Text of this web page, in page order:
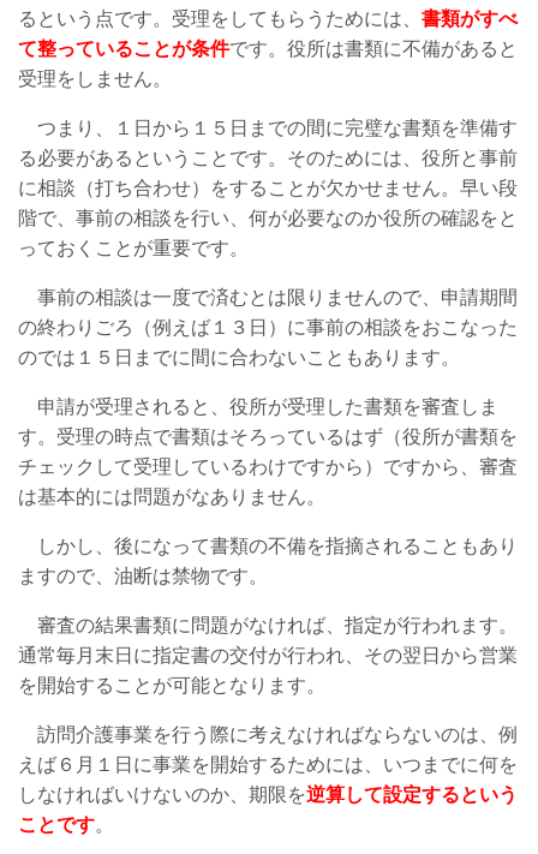
るという点です。受理をしてもらうためには、 書類がすべ
て整っていることが条件です。役所は書類に不備があると
受理をしません。
つまり、１日から１５日までの間に完璧な書類を準備す
る必要があるということです。そのためには、役所と事前
に相談（打ち合わせ）をすることが欠かせません。早い段
階で、事前の相談を行い、何が必要なのか役所の確認をと
っておくことが重要です。
事前の相談は一度で済むとは限りませんので、申請期間
の終わりごろ（例えば１３日）に事前の相談をおこなった
のでは１５日までに間に合わないこともあります。
申請が受理されると、役所が受理した書類を審査しま
す。受理の時点で書類はそろっているはず（役所が書類を
チェックして受理しているわけですから）ですから、審査
は基本的には問題がなありません。
しかし、後になって書類の不備を指摘されることもあり
ますので、油断は禁物です。
審査の結果書類に問題がなければ、指定が行われます。
通常毎月末日に指定書の交付が行われ、その翌日から営業
を開始することが可能となります。
訪問介護事業を行う際に考えなければならないのは、例
えば６月１日に事業を開始するためには、いつまでに何を
しなければいけないのか、期限を逆算して設定するという
ことです。